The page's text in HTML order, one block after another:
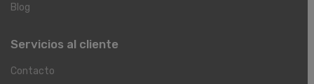
Blog
Servicios al cliente
Contacto